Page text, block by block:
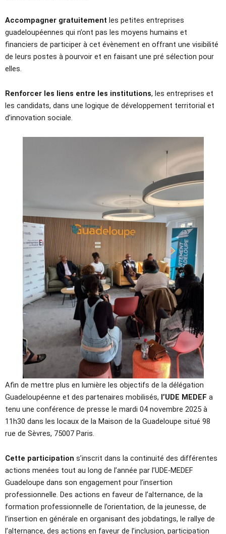
Accompagner gratuitement les petites entreprises
guadeloupéennes qui n’ont pas les moyens humains et
financiers de participer à cet évènement en offrant une visibilité
de leurs postes à pourvoir et en faisant une pré sélection pour
elles.
Renforcer les liens entre les institutions, les entreprises et
les candidats, dans une logique de développement territorial et
d’innovation sociale.
Afin de mettre plus en lumière les objectifs de la délégation
Guadeloupéenne et des partenaires mobilisés, l’UDE MEDEF a
tenu une conférence de presse le mardi 04 novembre 2025 à
11h30 dans les locaux de la Maison de la Guadeloupe situé 98
rue de Sèvres, 75007 Paris.
Cette participation s’inscrit dans la continuité des différentes
actions menées tout au long de l’année par l’UDE-MEDEF
Guadeloupe dans son engagement pour l’insertion
professionnelle. Des actions en faveur de l’alternance, de la
formation professionnelle de l’orientation, de la jeunesse, de
l’insertion en générale en organisant des jobdatings, le rallye de
l’alternance, des actions en faveur de l’inclusion, participation